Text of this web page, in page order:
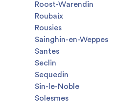
Roost-Warendin
Roubaix
Rousies
Sainghin-en-Weppes
Santes
Seclin
Sequedin
Sin-le-Noble
Solesmes